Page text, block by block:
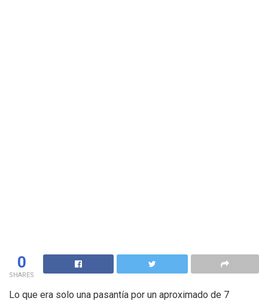
0
SHARES
Lo que era solo una pasantía por un aproximado de 7